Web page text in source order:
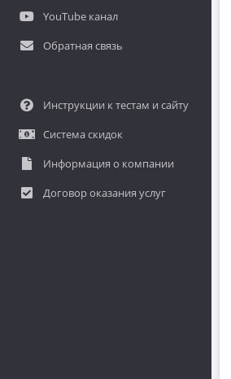
YouTube канал
Обратная связь
Инструкции к тестам и сайту
Система скидок
Информация о компании
Договор оказания услуг